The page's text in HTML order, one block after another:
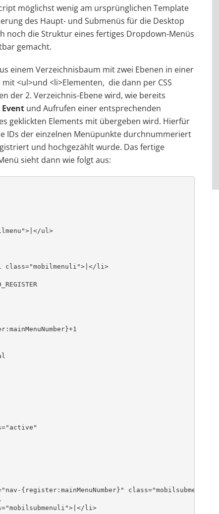
möglichst wenig am ursprünglichen Template
des Haupt- und Submenüs für die Desktop
noch die Struktur eines fertiges Dropdown-Menüs
gemacht.
einem Verzeichnisbaum mit zwei Ebenen in einer
<ul>und <li>Elementen, die dann per CSS
der 2. Verzeichnis-Ebene wird, wie bereits
Event und Aufrufen einer entsprechenden
geklickten Elements mit übergeben wird. Hierfür
IDs der einzelnen Menüpunkte durchnummeriert
und hochgezählt wurde. Das fertige
sieht dann wie folgt aus:
ul>
li>
{register:mainMenuNumber}" class="mobilsubmenu"
li>